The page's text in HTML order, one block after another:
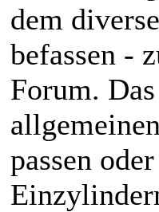
dem
befassen -
Forum.
passen